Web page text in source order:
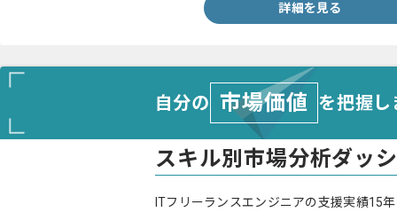
詳細を見る
自分の 市場価値 を把握
スキル別市場分析ダッ
ITフリーランスエンジニアの支援実績15